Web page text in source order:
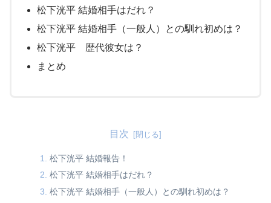
松下洸平 結婚相手はだれ？
松下洸平 結婚相手（一般人）との馴れ初めは？
松下洸平 歴代彼女は？
まとめ
目次
松下洸平 結婚報告！
松下洸平 結婚相手はだれ？
松下洸平 結婚相手（一般人）との馴れ初めは？